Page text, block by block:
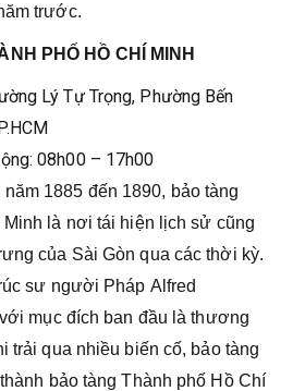
trước.
PHỐ HỒ CHÍ MINH
Lý Tự Trọng, Phường Bến
08h00 – 17h00
1885 đến 1890, bảo tàng
là nơi tái hiện lịch sử cũng
của Sài Gòn qua các thời kỳ.
sư người Pháp Alfred
mục đích ban đầu là thương
trải qua nhiều biến cố, bảo tàng
bảo tàng Thành phố Hồ Chí